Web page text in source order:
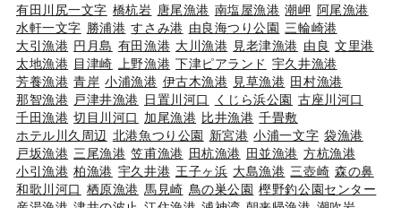
有田川尻一文字 橋杭岩 唐尾漁港 南塩屋漁港 潮岬 阿尾漁港
水軒一文字 勝浦港 すさみ港 由良海つり公園 三輪崎港
大引漁港 円月島 有田漁港 大川漁港 見老津漁港 由良 文里港
太地漁港 目津崎 上野漁港 下津ピアランド 宇久井漁港
芳養漁港 青岸 小浦漁港 伊古木漁港 見草漁港 田村漁港
那智漁港 戸津井漁港 日置川河口 くじら浜公園 古座川河口
千田漁港 切目川河口 加尾漁港 比井漁港 千畳敷
ホテル川久周辺 北港魚つり公園 新宮港 小浦一文字 袋漁港
戸坂漁港 三尾漁港 笠甫漁港 田杭漁港 田並漁港 方杭漁港
小引漁港 柏漁港 宇久井港 王子ヶ浜 大島漁港 三壺崎 森の鼻
和歌川河口 栖原漁港 馬見崎 鳥の巣公園 樫野釣公園センター